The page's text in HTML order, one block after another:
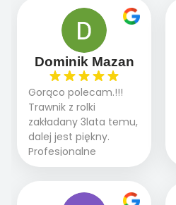
panowie wiedzą co
robią. Wszystko poszło
sprawnie i szybko.
Doradztwo w
pielęgnacji trawnika
teraz i na późniejszym
etapie jest dużym
plusem. Teraz razem
z dzieckiem i małym
pieskiem cieszymy się
pięknym trawnikiem :)
A trawa robi efekt
Dominik Mazan
Gorąco polecam.!!!
Trawnik z rolki
zakładany 3lata temu,
dalej jest piękny.
Profesjonalne
podejście do pracy,
2 zlecenia na rolkę.